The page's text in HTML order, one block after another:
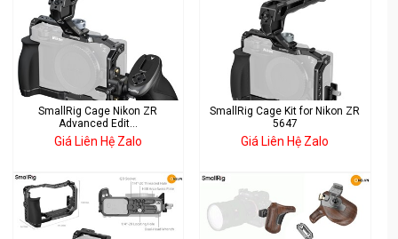
SmallRig Cage Nikon ZR
Advanced Edit...
Giá Liên Hệ Zalo
SmallRig Cage Kit for Nikon ZR
5647
Giá Liên Hệ Zalo